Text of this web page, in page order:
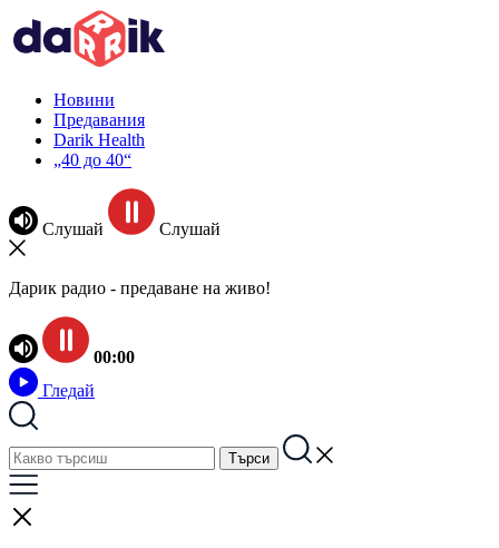
Новини
Предавания
Darik Health
„40 до 40“
Слушай Слушай
Дарик радио - предаване на живо!
00:00
Гледай